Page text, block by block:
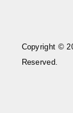
Copyright ©
Reserved.